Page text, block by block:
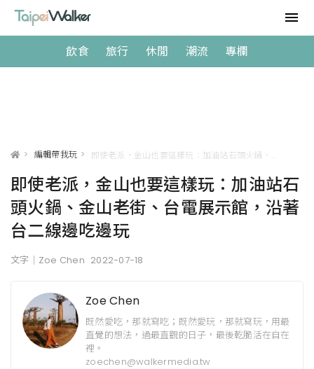
飲食 旅行 休閒 潮流 專欄
> 編輯帶我玩 >
即使老派，金山也要這樣玩：加油站石
頭火鍋、金山老街、台電展示館，沿著
台二線邊吃邊玩
文字｜Zoe Chen 2022-07-18
Zoe Chen
既然愛吃，那就寫吃；既然愛玩，那就寫玩，用最
直覺的想法，過最直觀的日子，最後乾脆活在自在
裡。
zoechen@walkermedia.tw